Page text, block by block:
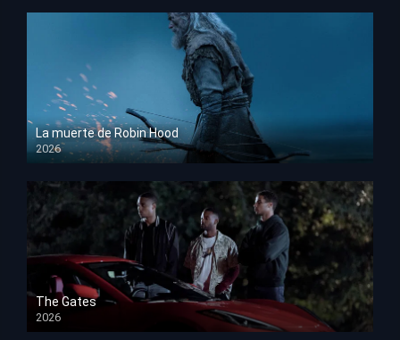
La muerte de Robin Hood
2026
HD 1080p
The Gates
2026
HD 1080p